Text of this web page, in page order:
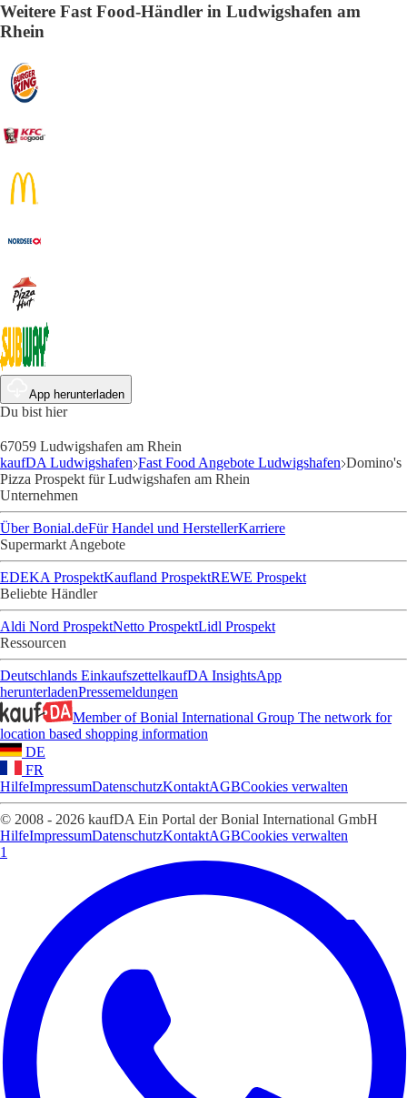
Weitere Fast Food-Händler in Ludwigshafen am
Rhein
App herunterladen
Du bist hier
67059 Ludwigshafen am Rhein
kaufDA Ludwigshafen Fast Food Angebote Ludwigshafen Domino's
Pizza Prospekt für Ludwigshafen am Rhein
Unternehmen
Über Bonial.deFür Handel und HerstellerKarriere
Supermarkt Angebote
EDEKA ProspektKaufland ProspektREWE Prospekt
Beliebte Händler
Aldi Nord ProspektNetto ProspektLidl Prospekt
Ressourcen
Deutschlands EinkaufszettelkaufDA InsightsApp
herunterladenPressemeldungen
Member of Bonial International Group The network for
location based shopping information
DE
FR
HilfeImpressumDatenschutzKontaktAGBCookies verwalten
© 2008 - 2026 kaufDA Ein Portal der Bonial International GmbH
HilfeImpressumDatenschutzKontaktAGBCookies verwalten
1